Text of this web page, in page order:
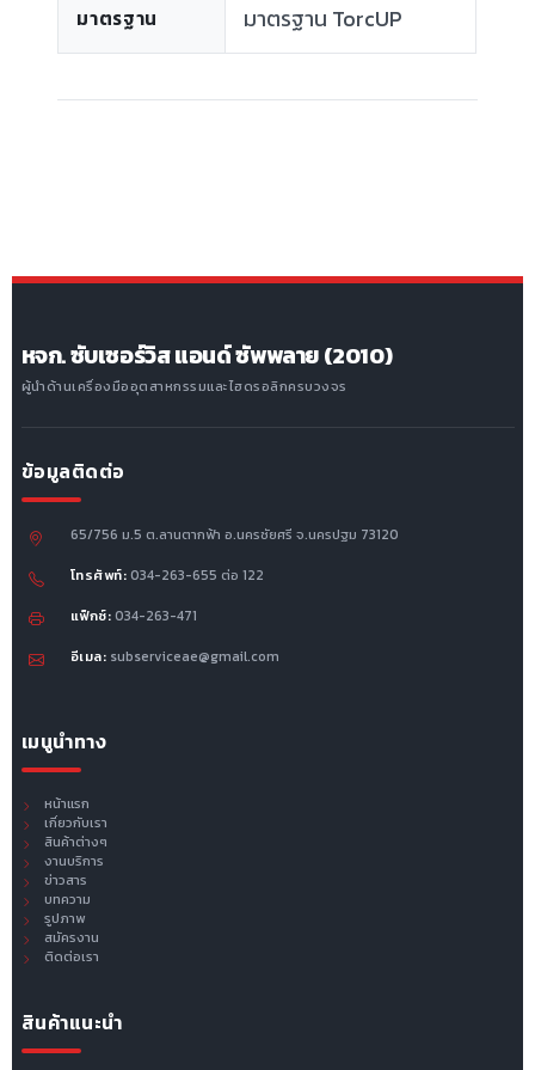
มาตรฐาน มาตรฐาน TorcUP
หจก. ซับเซอร์วิส แอนด์ ซัพพลาย (2010)
ผู้นำด้านเครื่องมืออุตสาหกรรมและไฮดรอลิกครบวงจร
ข้อมูลติดต่อ
65/756 ม.5 ต.ลานตากฟ้า อ.นครชัยศรี จ.นครปฐม 73120
โทรศัพท์: 034-263-655 ต่อ 122
แฟ็กซ์: 034-263-471
อีเมล: subserviceae@gmail.com
เมนูนำทาง
หน้าแรก
เกี่ยวกับเรา
สินค้าต่างๆ
งานบริการ
ข่าวสาร
บทความ
รูปภาพ
สมัครงาน
ติดต่อเรา
สินค้าแนะนำ